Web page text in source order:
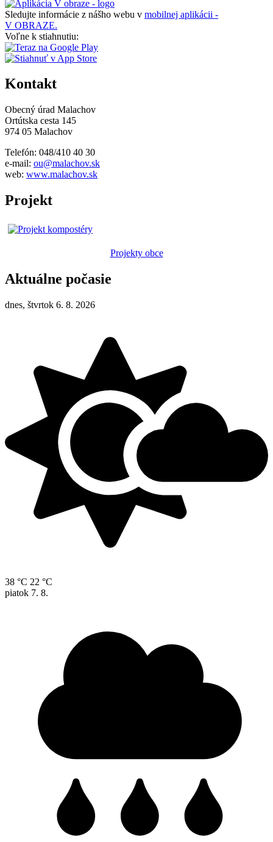
Sledujte informácie z nášho webu v mobilnej aplikácii -
V OBRAZE.
Voľne k stiahnutiu:
Kontakt
Obecný úrad Malachov
Ortútska cesta 145
974 05 Malachov
Telefón: 048/410 40 30
e-mail: ou@malachov.sk
web: www.malachov.sk
Projekt
Projekty obce
Aktuálne počasie
dnes, štvrtok 6. 8. 2026
38 °C 22 °C
piatok 7. 8.